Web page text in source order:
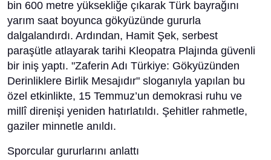
bin 600 metre yüksekliğe çıkarak Türk bayrağını
yarım saat boyunca gökyüzünde gururla
dalgalandırdı. Ardından, Hamit Şek, serbest
paraşütle atlayarak tarihi Kleopatra Plajında güvenli
bir iniş yaptı. "Zaferin Adı Türkiye: Gökyüzünden
Derinliklere Birlik Mesajıdır" sloganıyla yapılan bu
özel etkinlikte, 15 Temmuz’un demokrasi ruhu ve
millî direnişi yeniden hatırlatıldı. Şehitler rahmetle,
gaziler minnetle anıldı.
Sporcular gururlarını anlattı